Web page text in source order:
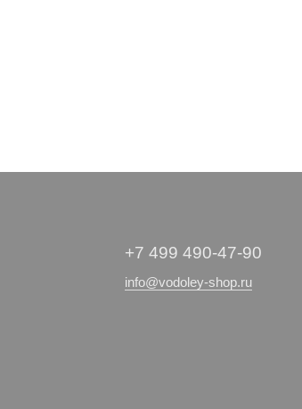
+7 499 490-47-90
info@vodoley-shop.ru